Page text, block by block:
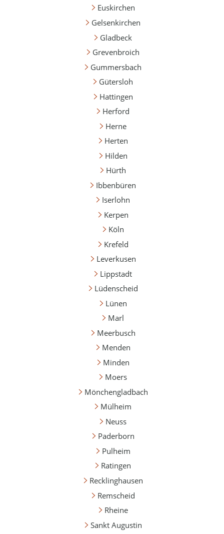
Euskirchen
Gelsenkirchen
Gladbeck
Grevenbroich
Gummersbach
Gütersloh
Hattingen
Herford
Herne
Herten
Hilden
Hürth
Ibbenbüren
Iserlohn
Kerpen
Köln
Krefeld
Leverkusen
Lippstadt
Lüdenscheid
Lünen
Marl
Meerbusch
Menden
Minden
Moers
Mönchengladbach
Mülheim
Neuss
Paderborn
Pulheim
Ratingen
Recklinghausen
Remscheid
Rheine
Sankt Augustin